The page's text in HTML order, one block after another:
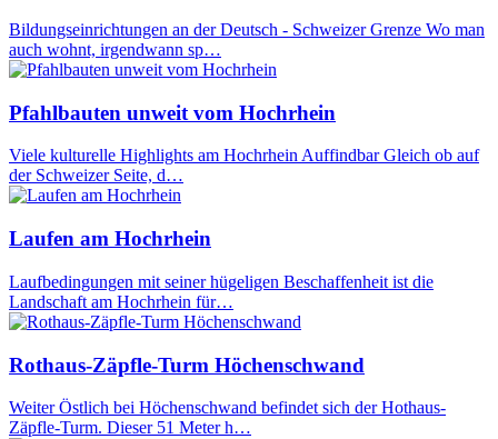
Bildungseinrichtungen an der Deutsch - Schweizer Grenze Wo man
auch wohnt, irgendwann sp…
Pfahlbauten unweit vom Hochrhein
Viele kulturelle Highlights am Hochrhein Auffindbar Gleich ob auf
der Schweizer Seite, d…
Laufen am Hochrhein
Laufbedingungen mit seiner hügeligen Beschaffenheit ist die
Landschaft am Hochrhein für…
Rothaus-Zäpfle-Turm Höchenschwand
Weiter Östlich bei Höchenschwand befindet sich der Hothaus-
Zäpfle-Turm. Dieser 51 Meter h…